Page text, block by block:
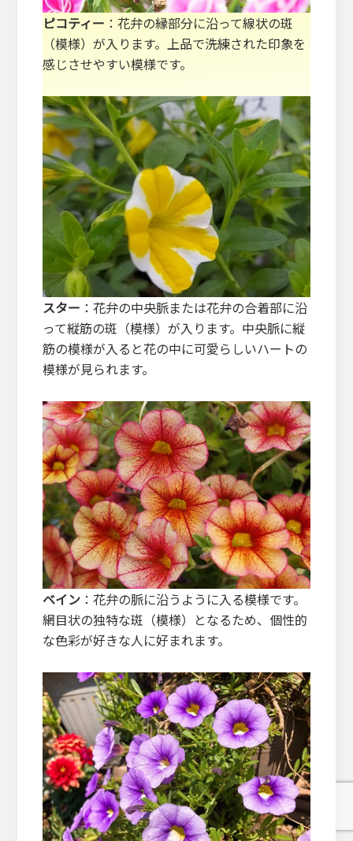
ピコティー ：花弁の縁部分に沿って線状の斑
（模様）が入ります。上品で洗練された印象を
感じさせやすい模様です。
スター ：花弁の中央脈または花弁の合着部に沿
って縦筋の斑（模様）が入ります。中央脈に縦
筋の模様が入ると花の中に可愛らしいハートの
模様が見られます。
ベイン：花弁の脈に沿うように入る模様です。
網目状の独特な斑（模様）となるため、個性的
な色彩が好きな人に好まれます。